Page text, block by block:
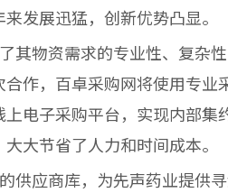
发展迅猛，创新优势凸显。
物资需求的专业性、复杂性
作，百卓采购网将使用专业
电子采购平台，实现内部集
大节省了人力和时间成本。
应商库，为先声药业提供寻